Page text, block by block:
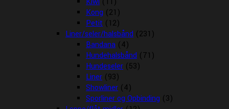
Kong (21)
Petit (12)
Liner/seler/halsbånd (231)
Bandana (4)
Hundehalsbånd (71)
Hundeseler (53)
Liner (93)
Showliner (4)
Sporliner og Opbinding (3)